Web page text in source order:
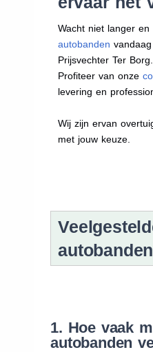
Wacht niet langer en
autobanden
Prijsvechter Ter Borg.
Profiteer van onze
levering en
Wij zijn ervan
met jouw keuze.
1. Hoe vaak
autobanden